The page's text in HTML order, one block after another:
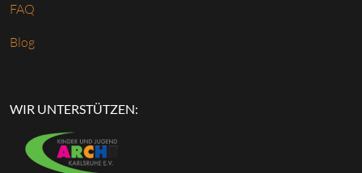
FAQ
Blog
WIR UNTERSTÜTZEN: